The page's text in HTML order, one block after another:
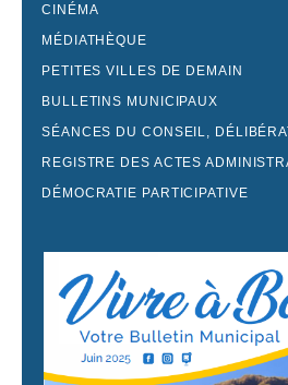
CINÉMA
MÉDIATHÈQUE
PETITES VILLES DE DEMAIN
BULLETINS MUNICIPAUX
SÉANCES DU CONSEIL,
REGISTRE DES ACTES
DÉMOCRATIE PARTICIPATIVE